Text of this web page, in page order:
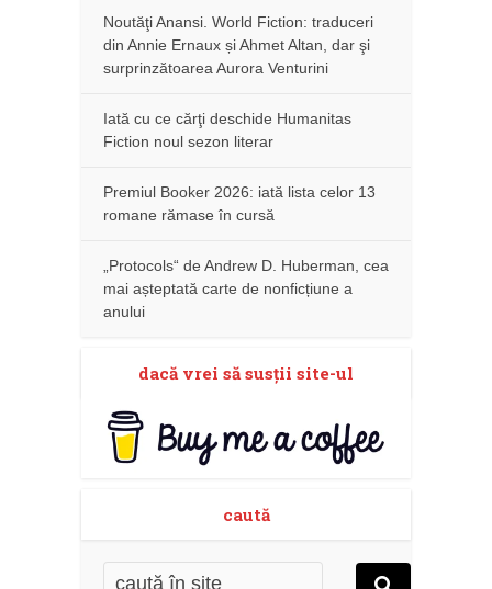
Noutăţi Anansi. World Fiction: traduceri
din Annie Ernaux și Ahmet Altan, dar şi
surprinzătoarea Aurora Venturini
Iată cu ce cărţi deschide Humanitas
Fiction noul sezon literar
Premiul Booker 2026: iată lista celor 13
romane rămase în cursă
„Protocols“ de Andrew D. Huberman, cea
mai așteptată carte de nonficțiune a
anului
dacă vrei să susţii site-ul
caută